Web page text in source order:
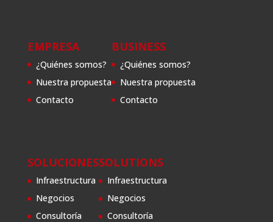
EMPRESA
¿Quiénes somos?
Nuestra propuesta
Contacto
BUSINESS
¿Quiénes somos?
Nuestra propuesta
Contacto
SOLUCIONES
Infraestructura
Negocios
Consultoría
SOLUTIONS
Infraestructura
Negocios
Consultoría